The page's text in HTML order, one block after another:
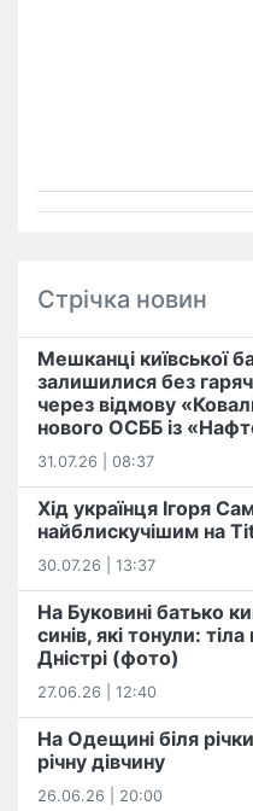
Стрічка новин
Мешканці київської
залишилися без
через відмову
нового ОСББ із
31.07.26 | 08:37
Хід українця Ігоря
найблискучішим на
30.07.26 | 13:37
На Буковині батько
синів, які тонули:
Дністрі (фото)
27.06.26 | 12:40
На Одещині біля
річну дівчину
26.06.26 | 20:00